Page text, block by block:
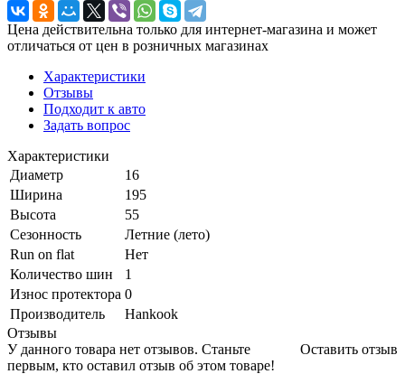
Цена действительна только для интернет-магазина и может
отличаться от цен в розничных магазинах
Характеристики
Отзывы
Подходит к авто
Задать вопрос
Характеристики
Диаметр
16
Ширина
195
Высота
55
Сезонность
Летние (лето)
Run on flat
Нет
Количество шин
1
Износ протектора 0
Производитель
Hankook
Отзывы
Оставить отзыв
У данного товара нет отзывов. Станьте
первым, кто оставил отзыв об этом товаре!